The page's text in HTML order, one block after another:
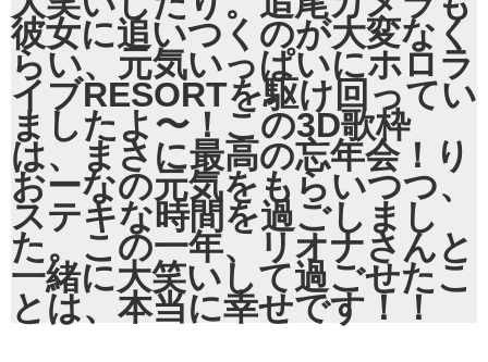
彼女に追いつくのが大変なく
らい、元気いっぱいにホロラ
イブRESORTを駆け回ってい
ましたよ〜！この3D歌枠
は、まさに最高の忘年会！り
おーなの元気をもらいつつ、
ステキな時間を過ごしまし
た。この一年、リオナさんと
一緒に大笑いして過ごせたこ
とは、本当に幸せです！！